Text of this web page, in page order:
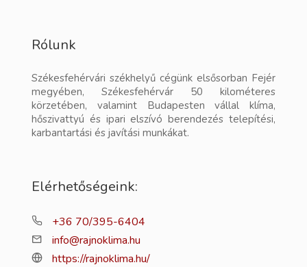
Rólunk
Székesfehérvári székhelyű cégünk elsősorban Fejér
megyében, Székesfehérvár 50 kilométeres
körzetében, valamint Budapesten vállal klíma,
hőszivattyú és ipari elszívó berendezés telepítési,
karbantartási és javítási munkákat.
Elérhetőségeink:
+36 70/395-6404
info@rajnoklima.hu
https://rajnoklima.hu/